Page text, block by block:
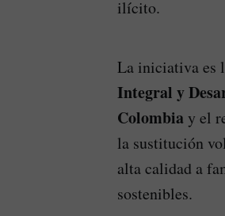
ilícito.
La iniciativa es
Integral y
Colombia y el
la sustitución
alta calidad a
sostenibles.